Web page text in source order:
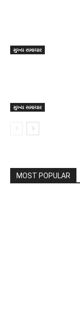
મુખ્ય સમાચાર
મુખ્ય સમાચાર
MOST POPULAR